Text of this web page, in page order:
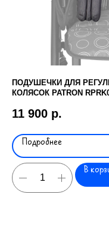
ПОДУШЕЧКИ ДЛЯ
КОЛЯСОК PATRON
11 900 р.
Подробнее
В